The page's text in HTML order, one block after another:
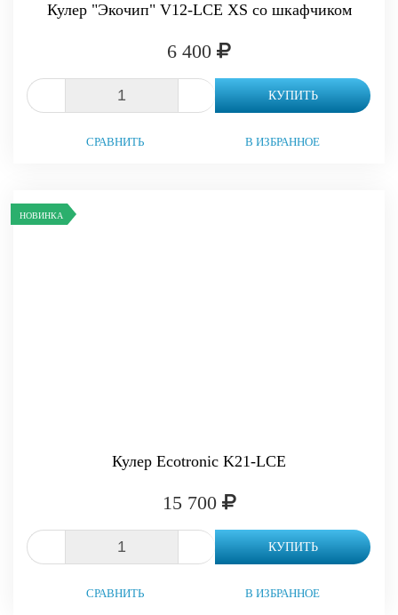
Кулер "Экочип" V12-LCE XS со шкафчиком
6 400
КУПИТЬ
СРАВНИТЬ В ИЗБРАННОЕ
НОВИНКА
Кулер Ecotronic K21-LCE
15 700
КУПИТЬ
СРАВНИТЬ В ИЗБРАННОЕ